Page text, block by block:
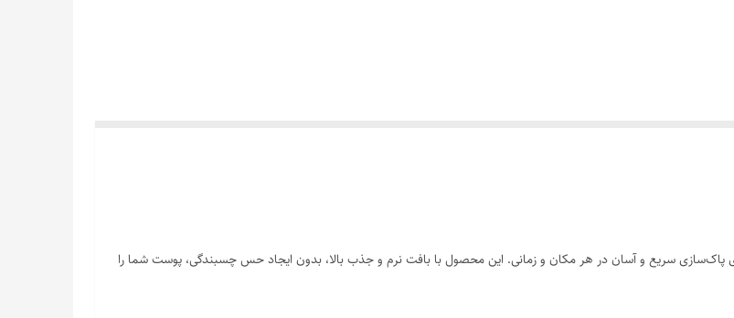
سریع و آسان در هر مکان و زمانی. این محصول با بافت نرم و جذب بالا، بدون ایجاد حس چسبندگی، پوست شما را